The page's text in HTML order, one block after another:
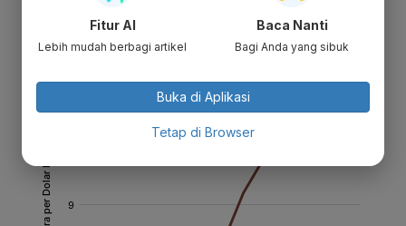
Fitur AI
Lebih mudah berbagi artikel
Baca Nanti
Bagi Anda yang sibuk
Buka di Aplikasi
Tetap di Browser